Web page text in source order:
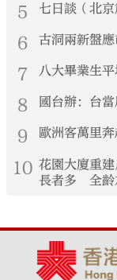
5 七日談（北
6 古洞兩新盤
7 八大畢業生
8 國台辦：台
9 歐洲客萬里
10 花園大廈重
長者多 全齡